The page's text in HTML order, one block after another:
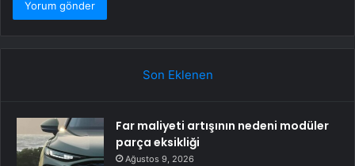
Son Eklenen
Far maliyeti artışının nedeni modüler
parça eksikliği
Ağustos 9, 2026